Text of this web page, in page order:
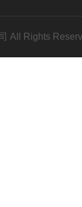
All Rights